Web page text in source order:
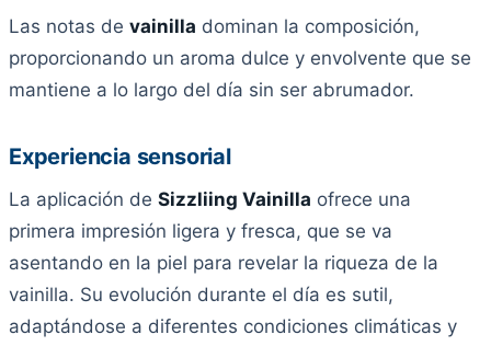
Las notas de vainilla dominan la composición,
proporcionando un aroma dulce y envolvente que se
mantiene a lo largo del día sin ser abrumador.
Experiencia sensorial
La aplicación de Sizzliing Vainilla ofrece una
primera impresión ligera y fresca, que se va
asentando en la piel para revelar la riqueza de la
vainilla. Su evolución durante el día es sutil,
adaptándose a diferentes condiciones climáticas y